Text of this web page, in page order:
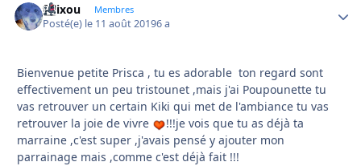
felixou Membres
Posté(e) le 11 août 20196 a
Bienvenue petite Prisca , tu es adorable ton regard sont
effectivement un peu tristounet ,mais j'ai Poupounette tu
vas retrouver un certain Kiki qui met de l'ambiance tu vas
retrouver la joie de vivre
!!!je vois que tu as déjà ta
marraine ,c'est super ,j'avais pensé y ajouter mon
parrainage mais ,comme c'est déjà fait !!!